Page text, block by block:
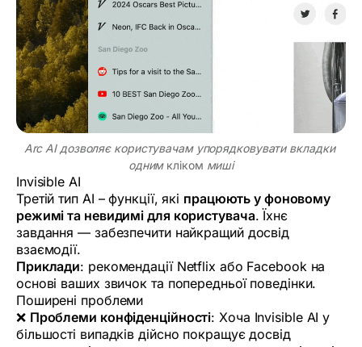
Arc AI дозволяє користувачам упорядковувати вкладки
одним кліком миші
Invisible AI
Третій тип AI – функції, які працюють у фоновому
режимі та невидимі для користувача. Їхнє
завдання — забезпечити найкращий досвід
взаємодії.
Приклади: рекомендації Netflix або Facebook на
основі ваших звичок та попередньої поведінки.
Поширені проблеми
❌ Проблеми конфіденційності: Хоча Invisible AI у
більшості випадків дійсно покращує досвід